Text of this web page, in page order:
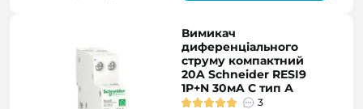
Вимикач
диференціального
струму компактний
20A Schneider RESI9
1P+N 30мA C тип А
3